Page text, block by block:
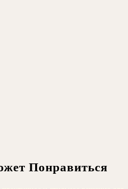
Понравиться